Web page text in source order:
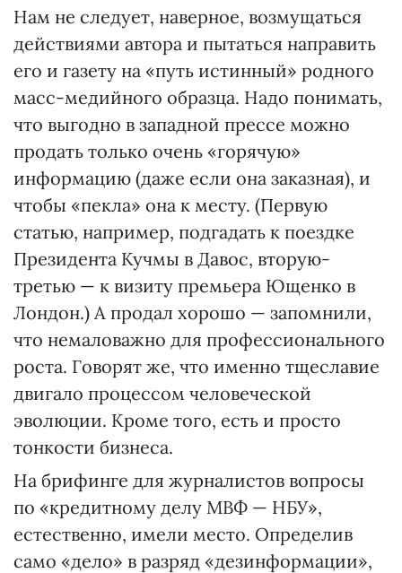
Нам не следует, наверное, возмущаться
действиями автора и пытаться направить
его и газету на «путь истинный» родного
масс-медийного образца. Надо понимать,
что выгодно в западной прессе можно
продать только очень «горячую»
информацию (даже если она заказная), и
чтобы «пекла» она к месту. (Первую
статью, например, подгадать к поездке
Президента Кучмы в Давос, вторую-
третью — к визиту премьера Ющенко в
Лондон.) А продал хорошо — запомнили,
что немаловажно для профессионального
роста. Говорят же, что именно тщеславие
двигало процессом человеческой
эволюции. Кроме того, есть и просто
тонкости бизнеса.
На брифинге для журналистов вопросы
по «кредитному делу МВФ — НБУ»,
естественно, имели место. Определив
само «дело» в разряд «дезинформации»,